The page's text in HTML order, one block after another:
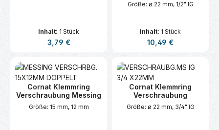
Inhalt: 1 Stück
Regulärer Preis:
3,79 €
Größe: ø 22 mm, 1/2" IG
Inhalt: 1 Stück
Regulärer Preis:
10,49 €
Cornat Klemmring
Verschraubung Messing
Größe: 15 mm, 12 mm
Cornat Klemmring
Verschraubung
Größe: ø 22 mm, 3/4" IG